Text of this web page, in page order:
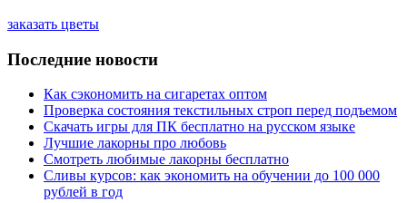
заказать цветы
Последние новости
Как сэкономить на сигаретах оптом
Проверка состояния текстильных строп перед подъемом
Скачать игры для ПК бесплатно на русском языке
Лучшие лакорны про любовь
Смотреть любимые лакорны бесплатно
Сливы курсов: как экономить на обучении до 100 000
рублей в год